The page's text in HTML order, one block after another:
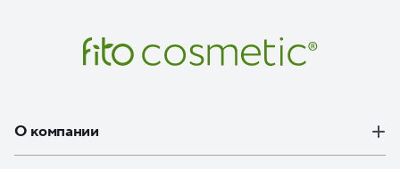
О компании